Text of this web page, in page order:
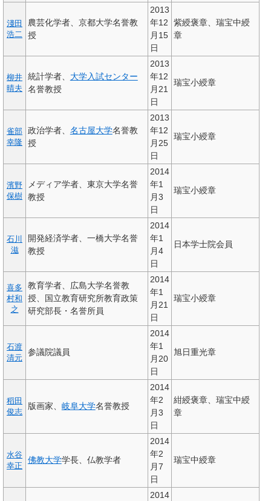
淺田
浩二
農芸化学者、京都大学名誉教
授
2013
年12
月15
日
紫綬褒章、瑞宝中綬
章
柳井
晴夫
統計学者、 大学入試センター
名誉教授
2013
年12
月21
日
瑞宝小綬章
雀部
幸隆
政治学者、 名古屋大学名誉教
授
2013
年12
月25
日
瑞宝小綬章
濱野
保樹
メディア学者、東京大学名誉
教授
2014
年1
月3
日
瑞宝小綬章
石川
滋
開発経済学者、一橋大学名誉
教授
2014
年1
月4
日
日本学士院会員
喜多
村和
之
教育学者、広島大学名誉教
授、国立教育研究所教育政策
研究部長・名誉所員
2014
年1
月21
日
瑞宝小綬章
石渡
清元
参議院議員
2014
年1
月20
日
旭日重光章
稻田
俊志
版画家、 岐阜大学名誉教授
2014
年2
月3
日
紺綬褒章、瑞宝中綬
章
水谷
幸正
佛教大学学長、仏教学者
2014
年2
月7
日
瑞宝中綬章
2014